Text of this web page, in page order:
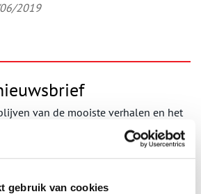
gebruik van cookies
2019
van de mooiste verhalen en het
Schrijf u dan nu in voor onze